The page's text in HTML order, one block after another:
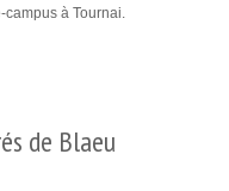
à Tournai.
de Blaeu